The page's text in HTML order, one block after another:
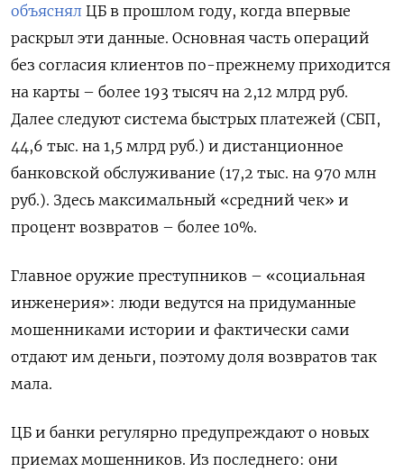
объяснял ЦБ в прошлом году, когда впервые
раскрыл эти данные. Основная часть операций
без согласия клиентов по-прежнему приходится
на карты – более 193 тысяч на 2,12 млрд руб.
Далее следуют система быстрых платежей (СБП,
44,6 тыс. на 1,5 млрд руб.) и дистанционное
банковской обслуживание (17,2 тыс. на 970 млн
руб.). Здесь максимальный «средний чек» и
процент возвратов – более 10%.
Главное оружие преступников – «социальная
инженерия»: люди ведутся на придуманные
мошенниками истории и фактически сами
отдают им деньги, поэтому доля возвратов так
мала.
ЦБ и банки регулярно предупреждают о новых
приемах мошенников. Из последнего: они